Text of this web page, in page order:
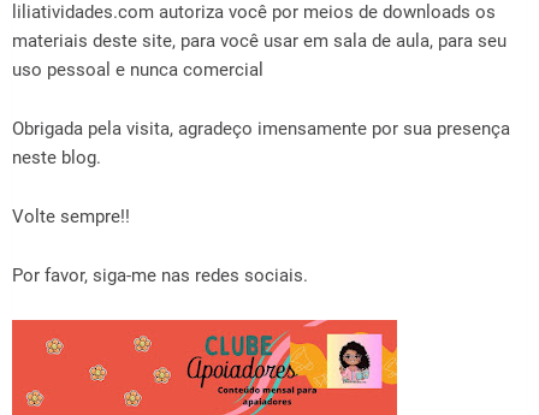
liliatividades.com autoriza você por meios de downloads os
materiais deste site, para você usar em sala de aula, para seu
uso pessoal e nunca comercial
Obrigada pela visita, agradeço imensamente por sua presença
neste blog.
Volte sempre!!
Por favor, siga-me nas redes sociais.